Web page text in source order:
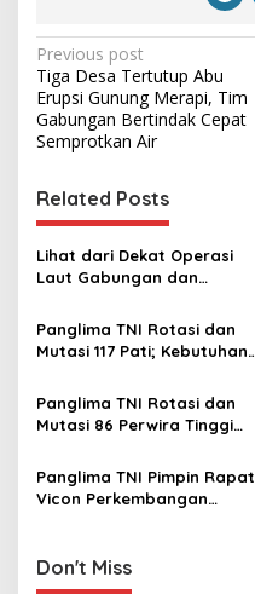
P
o
s
n
a
v
g
a
t
i
o
n
Previous post
Tiga Desa Tertutup Abu
Erupsi Gunung Merapi, Tim
Gabungan Bertindak Cepat
Semprotkan Air
Related Posts
Lihat dari Dekat Operasi
Laut Gabungan dan
Khusus TNI
Panglima TNI Rotasi dan
Mutasi 117 Pati; Kebutuhan
Kepemimpinan
Panglima TNI Rotasi dan
Mutasi 86 Perwira Tinggi
Lengkap Nama-namanya
Panglima TNI Pimpin Rapat
Vicon Perkembangan
Don't Miss